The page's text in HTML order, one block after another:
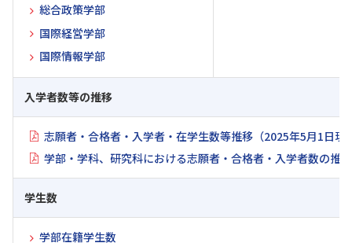
総合政策学部
国際経営学部
国際情報学部
入学者数等の推移
志願者・合格者・入学者・在学生数等推移（2025年5月1日現
学部・学科、研究科における志願者・合格者・入学者数の推移
学生数
学部在籍学生数